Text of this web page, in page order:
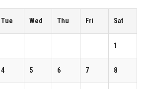
Tue Wed Thu Fri Sat
1
4 5 6 7 8